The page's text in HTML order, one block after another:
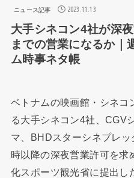
ニュース記事 2023.11.13
大手シネコン4社が深
までの営業になるか｜
ム時事ネタ帳
ベトナムの映画館・シネコ
る大手シネコン4社、CGV
マ、BHDスターシネプレ
時以降の深夜営業許可を求
化スポーツ観光省に提出し